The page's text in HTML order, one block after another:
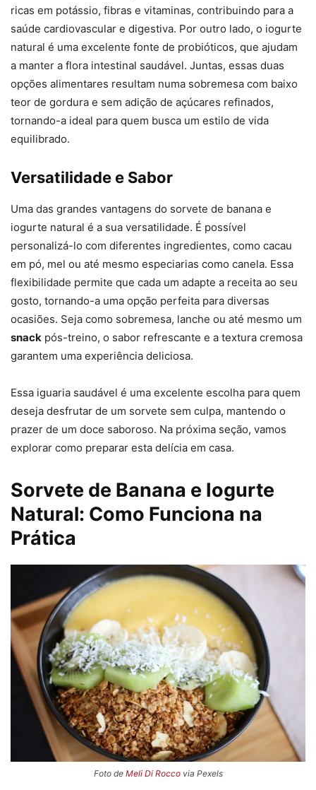
ricas em potássio, fibras e vitaminas, contribuindo para a
saúde cardiovascular e digestiva. Por outro lado, o iogurte
natural é uma excelente fonte de probióticos, que ajudam
a manter a flora intestinal saudável. Juntas, essas duas
opções alimentares resultam numa sobremesa com baixo
teor de gordura e sem adição de açúcares refinados,
tornando-a ideal para quem busca um estilo de vida
equilibrado.
Versatilidade e Sabor
Uma das grandes vantagens do sorvete de banana e
iogurte natural é a sua versatilidade. É possível
personalizá-lo com diferentes ingredientes, como cacau
em pó, mel ou até mesmo especiarias como canela. Essa
flexibilidade permite que cada um adapte a receita ao seu
gosto, tornando-a uma opção perfeita para diversas
ocasiões. Seja como sobremesa, lanche ou até mesmo um
snack pós-treino, o sabor refrescante e a textura cremosa
garantem uma experiência deliciosa.
Essa iguaria saudável é uma excelente escolha para quem
deseja desfrutar de um sorvete sem culpa, mantendo o
prazer de um doce saboroso. Na próxima seção, vamos
explorar como preparar esta delícia em casa.
Sorvete de Banana e Iogurte
Natural: Como Funciona na
Prática
Foto de Meli Di Roccovia Pexels